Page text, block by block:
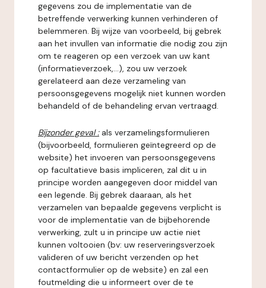
gegevens zou de implementatie van de
betreffende verwerking kunnen verhinderen of
belemmeren. Bij wijze van voorbeeld, bij gebrek
aan het invullen van informatie die nodig zou zijn
om te reageren op een verzoek van uw kant
(informatieverzoek,...), zou uw verzoek
gerelateerd aan deze verzameling van
persoonsgegevens mogelijk niet kunnen worden
behandeld of de behandeling ervan vertraagd.
Bijzonder geval : als verzamelingsformulieren
(bijvoorbeeld, formulieren geïntegreerd op de
website) het invoeren van persoonsgegevens
op facultatieve basis impliceren, zal dit u in
principe worden aangegeven door middel van
een legende. Bij gebrek daaraan, als het
verzamelen van bepaalde gegevens verplicht is
voor de implementatie van de bijbehorende
verwerking, zult u in principe uw actie niet
kunnen voltooien (bv: uw reserveringsverzoek
valideren of uw bericht verzenden op het
contactformulier op de website) en zal een
foutmelding die u informeert over de te